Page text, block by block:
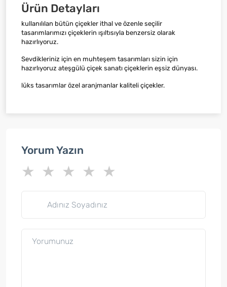
Ürün Detayları
kullanılılan bütün çiçekler ithal ve özenle seçilir
tasarımlarımızı çiçeklerin ışıltısıyla benzersiz olarak
hazırlıyoruz.
Sevdikleriniz için en muhteşem tasarımları sizin için
hazırlıyoruz ateşgülü çiçek sanatı çiçeklerin eşsiz dünyası.
lüks tasarımlar özel aranjmanlar kaliteli çiçekler.
Yorum Yazın